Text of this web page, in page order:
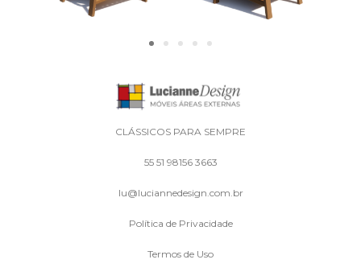
CLÁSSICOS PARA SEMPRE
55 51 98156 3663
lu@luciannedesign.com.br
Política de Privacidade
Termos de Uso